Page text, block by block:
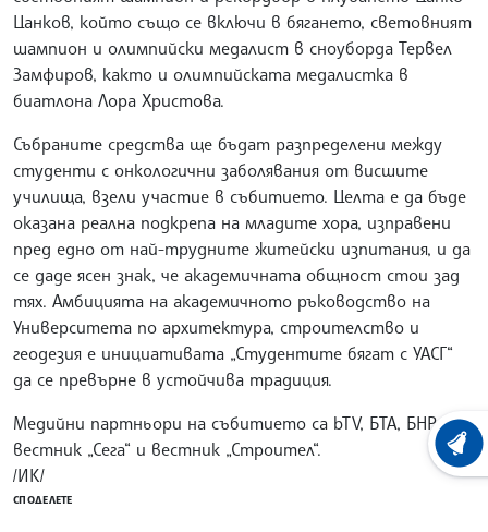
Цанков, който също се включи в бягането, световният
шампион и олимпийски медалист в сноуборда Тервел
Замфиров, както и олимпийската медалистка в
биатлона Лора Христова.
Събраните средства ще бъдат разпределени между
студенти с онкологични заболявания от висшите
училища, взели участие в събитието. Целта е да бъде
оказана реална подкрепа на младите хора, изправени
пред едно от най-трудните житейски изпитания, и да
се даде ясен знак, че академичната общност стои зад
тях. Амбицията на академичното ръководство на
Университета по архитектура, строителство и
геодезия е инициативата „Студентите бягат с УАСГ“
да се превърне в устойчива традиция.
Медийни партньори на събитието са bTV, БТА, БНР,
вестник „Сега“ и вестник „Строител“.
/ИК/
СПОДЕЛЕТЕ